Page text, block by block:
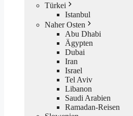
Türkei
Istanbul
Naher Osten
Abu Dhabi
Ägypten
Dubai
Iran
Israel
Tel Aviv
Libanon
Saudi Arabien
Ramadan-Reisen